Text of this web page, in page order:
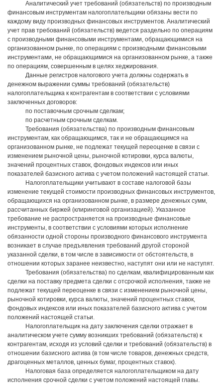
Аналитический учет требований (обязательств) по производным
финансовым инструментам налогоплательщики обязаны вести по
каждому виду производных финансовых инструментов. Аналитический
учет прав требований (обязательств) ведется раздельно по операциям
с производными финансовыми инструментами, обращающимися на
организованном рынке, по операциям с производными финансовыми
инструментами, не обращающимися на организованном рынке, а также
по операциям, совершенным в целях хеджирования.
Данные регистров налогового учета должны содержать в
денежном выражении суммы требований (обязательств)
налогоплательщика к контрагентам в соответствии с условиями
заключенных договоров:
по поставочным срочным сделкам;
по расчетным срочным сделкам.
Требования (обязательства) по производным финансовым
инструментам, как обращающимся, так и не обращающимся на
организованном рынке, не подлежат текущей переоценке в связи с
изменением рыночной цены, рыночной котировки, курса валюты,
значений процентных ставок, фондовых индексов или иных
показателей базисного актива с учетом положений настоящей статьи.
Налогоплательщики учитывают в составе налоговой базы
изменение текущей стоимости производных финансовых инструментов,
обращающихся на организованном рынке, в размере денежных сумм,
рассчитанных биржей (клиринговой организацией). Указанное
требование не распространяется на производные финансовые
инструменты, в соответствии с условиями которых исполнение
обязанности одной стороны производного финансового инструмента
возникает в случае предъявления требований другой стороной
указанной сделки, в том числе в зависимости от обстоятельств, в
отношении которых заранее неизвестно, наступят они или не наступят.
Требования (обязательства) по сделкам, квалифицированным как
сделки на поставку предмета сделки с отсрочкой исполнения, также не
подлежат текущей переоценке в связи с изменением рыночной цены,
рыночной котировки, курса валюты, значений процентных ставок,
фондовых индексов или иных показателей базисного актива с учетом
положений настоящей статьи.
Налогоплательщик на дату заключения сделки отражает в
аналитическом учете сумму возникших требований (обязательств) к
контрагентам, исходя из условий сделки и требований (обязательств) в
отношении базисного актива (в том числе товаров, денежных средств,
драгоценных металлов, ценных бумаг, процентных ставок).
Налоговая база определяется налогоплательщиком на дату
исполнения срочной сделки с учетом положений настоящей главы.